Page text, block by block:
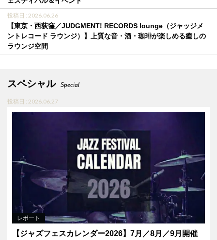
投稿日 : 2026.06.26
【東京・西荻窪／JUDGMENT! RECORDS lounge（ジャッジメ
ントレコード ラウンジ）】上質な音・酒・珈琲が楽しめる癒しの
ラウンジ空間
スペシャル Special
投稿日 : 2026.06.27
レポート
【ジャズフェスカレンダー2026】7月／8月／9月開催